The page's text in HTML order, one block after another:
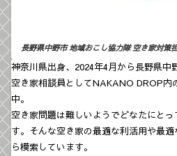
長野県中野市 地域おこし協力隊 空き家対策
神奈川県出身、2024年4月から長野県中
空き家相談員としてNAKANO DROP内
中。
空き家問題は難しいようでどなたにと
す。そんな空き家の最適な利活用や最
ら模索しています。